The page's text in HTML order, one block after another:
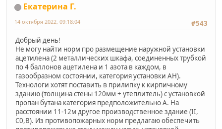
Екатерина Г.
#543
14 октября 2022, 09:18:04
Добрый день!
Не могу найти норм про размещение наружной установки
ацетилена (2 металлических шкафа, соединенных трубкой
по 4 баллонов ацетилена и 1 азота в каждом, в
газообразном состоянии, категория установки АН).
Технологи хотят поставить в прилипку к кирпичному
зданию (толщина стены 120мм + утеплитель) с установкой
пропан бутана категория предположительно А. На
расстоянии 11-12м другое производственное здание (II,
С0,В). Из противопожарных норм предлагаю обеспечить